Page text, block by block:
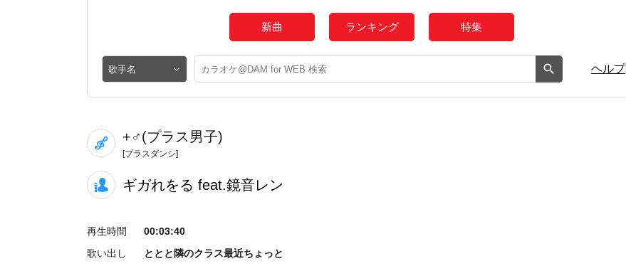
新曲 ランキング 特集
ヘルプ
+♂(プラス男子)
[プラスダンシ]
ギガれをる feat.鏡音レン
再生時間
00:03:40
歌い出し
ととと隣のクラス最近ちょっと